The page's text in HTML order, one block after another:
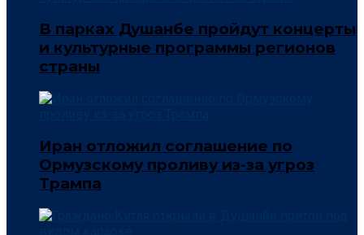
В парках Душанбе пройдут концерты
и культурные программы регионов
страны
Иран отложил соглашение по
Ормузскому проливу из-за угроз
Трампа